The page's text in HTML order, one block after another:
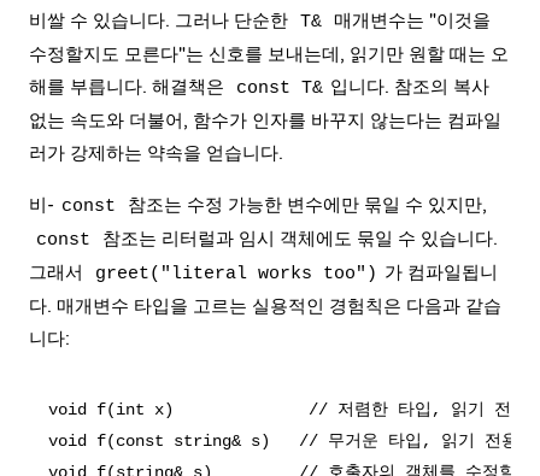
비쌀 수 있습니다. 그러나 단순한 T& 매개변수는 "이것을
수정할지도 모른다"는 신호를 보내는데, 읽기만 원할 때는 오
해를 부릅니다. 해결책은
const T& 입니다. 참조의 복사
없는 속도와 더불어, 함수가 인자를 바꾸지 않는다는 컴파일
러가 강제하는 약속을 얻습니다.
비- const 참조는 수정 가능한 변수에만 묶일 수 있지만,
const
참조는 리터럴과 임시 객체에도 묶일 수 있습니다.
그래서
greet("literal works too") 가 컴파일됩니
다. 매개변수 타입을 고르는 실용적인 경험칙은 다음과 같습
니다:
void f(int x)              // 저렴한 타입, 읽기 전용 -
void f(const string& s)   // 무거운 타입, 읽기 전용 -